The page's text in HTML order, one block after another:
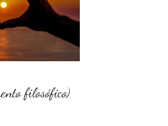
filosófico)